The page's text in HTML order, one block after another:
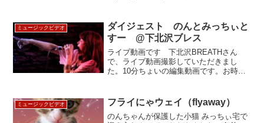
ミュージックビデオ
ダイジェスト のんとみっちぃと
すー @下北沢ブレス
ライブ動画です 下北沢BREATHさん
で、ライブ動画撮影していただきまし
た。10分ちょいの編集動画です。お時間
ミュージックビデオ フライにゃウェイ（flyaway）
のんちゃんが保護した小猫 みっちぃ宅で